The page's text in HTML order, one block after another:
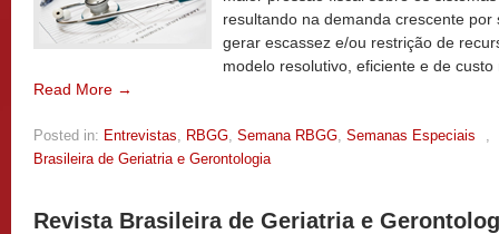
resultando na demanda crescente
gerar escassez e/ou restrição de
modelo resolutivo, eficiente e de
Read More →
Posted in: Entrevistas, RBGG, Semana RBGG, Semanas Especiais
,
Brasileira de Geriatria e Gerontologia
Revista Brasileira de Geriatria e